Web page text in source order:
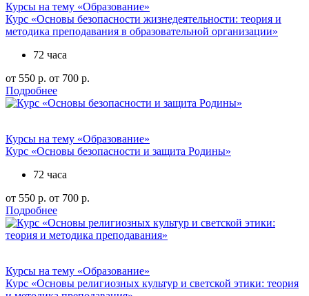
Курсы на тему «Образование»
Курс «Основы безопасности жизнедеятельности: теория и
методика преподавания в образовательной организации»
72 часа
от 550 р. от 700 р.
Подробнее
Курсы на тему «Образование»
Курс «Основы безопасности и защита Родины»
72 часа
от 550 р. от 700 р.
Подробнее
Курсы на тему «Образование»
Курс «Основы религиозных культур и светской этики: теория